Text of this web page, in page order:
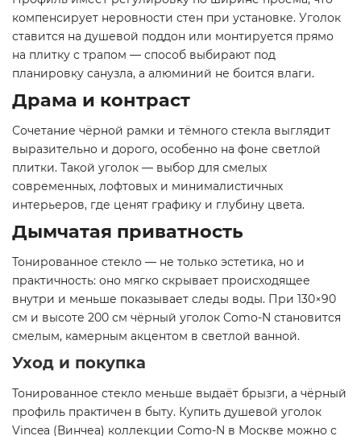
компенсирует неровности стен при установке. Уголок
ставится на душевой поддон или монтируется прямо
на плитку с трапом — способ выбирают под
планировку санузла, а алюминий не боится влаги.
Драма и контраст
Сочетание чёрной рамки и тёмного стекла выглядит
выразительно и дорого, особенно на фоне светлой
плитки. Такой уголок — выбор для смелых
современных, лофтовых и минималистичных
интерьеров, где ценят графику и глубину цвета.
Дымчатая приватность
Тонированное стекло — не только эстетика, но и
практичность: оно мягко скрывает происходящее
внутри и меньше показывает следы воды. При 130×90
см и высоте 200 см чёрный уголок Como-N становится
смелым, камерным акцентом в светлой ванной.
Уход и покупка
Тонированное стекло меньше выдаёт брызги, а чёрный
профиль практичен в быту. Купить душевой уголок
Vincea (Винчеа) коллекции Como-N в Москве можно с